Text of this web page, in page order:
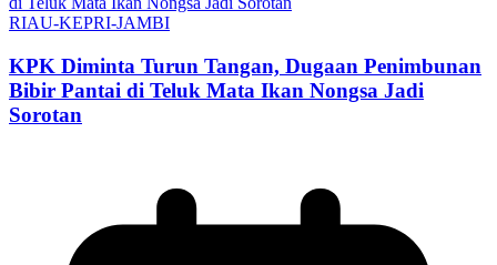
RIAU-KEPRI-JAMBI
KPK Diminta Turun Tangan, Dugaan Penimbunan
Bibir Pantai di Teluk Mata Ikan Nongsa Jadi
Sorotan